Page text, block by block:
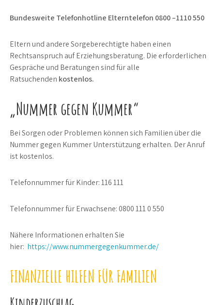
Bundesweite Telefonhotline Elterntelefon 0800 –1110 550
Eltern und andere Sorgeberechtigte haben einen
Rechtsanspruch auf Erziehungsberatung. Die erforderlichen
Gespräche und Beratungen sind für alle
Ratsuchenden kostenlos.
„Nummer gegen Kummer“
Bei Sorgen oder Problemen können sich Familien über die
Nummer gegen Kummer Unterstützung erhalten. Der Anruf
ist kostenlos.
Telefonnummer für Kinder: 116 111
Telefonnummer für Erwachsene: 0800 111 0 550
Nähere Informationen erhalten Sie
hier: https://www.nummergegenkummer.de/
FINANZIELLE HILFEN FÜR FAMILIEN